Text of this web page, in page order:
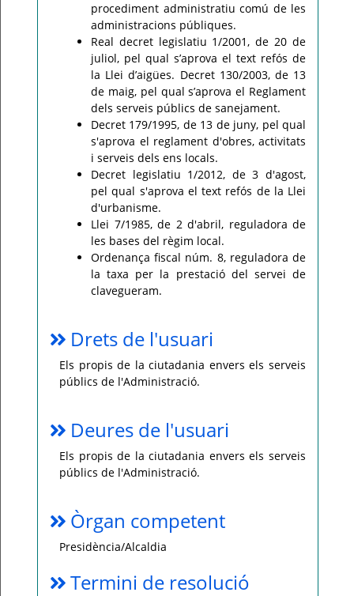
procediment administratiu comú de les
administracions públiques.
Real decret legislatiu 1/2001, de 20 de
juliol, pel qual s’aprova el text refós de
la Llei d’aigües. Decret 130/2003, de 13
de maig, pel qual s’aprova el Reglament
dels serveis públics de sanejament.
Decret 179/1995, de 13 de juny, pel qual
s'aprova el reglament d'obres, activitats
i serveis dels ens locals.
Decret legislatiu 1/2012, de 3 d'agost,
pel qual s'aprova el text refós de la Llei
d'urbanisme.
Llei 7/1985, de 2 d'abril, reguladora de
les bases del règim local.
Ordenança fiscal núm. 8, reguladora de
la taxa per la prestació del servei de
clavegueram.
Drets de l'usuari
Els propis de la ciutadania envers els serveis
públics de l'Administració.
Deures de l'usuari
Els propis de la ciutadania envers els serveis
públics de l'Administració.
Òrgan competent
Presidència/Alcaldia
Termini de resolució